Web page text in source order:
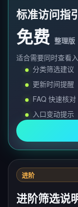
标准访问指
免费 整理版
适合需要同时查看
分类筛选建议
更新时间提醒
FAQ 快速核对
入口变动提示
进阶
进阶筛选说